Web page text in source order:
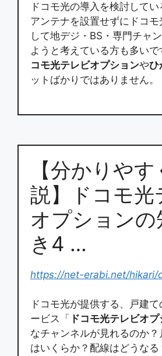
ドコモ光の導入を検討してい
アンテナを設置せずにドコモ
して地デジ・BS・専門チャ
ようと考えている方も多いで
コモ光テレビオプションやひ
ットばかりではありません。
【分かりや
説】ドコモ光
オプションの
き4 …
https://net-erabi.net/hikari/
ドコモ光が提供する、戸建
ービス「 ドコモ光テレビオ
なチャンネルが見れるのか？
はいくらか？配線はどうな